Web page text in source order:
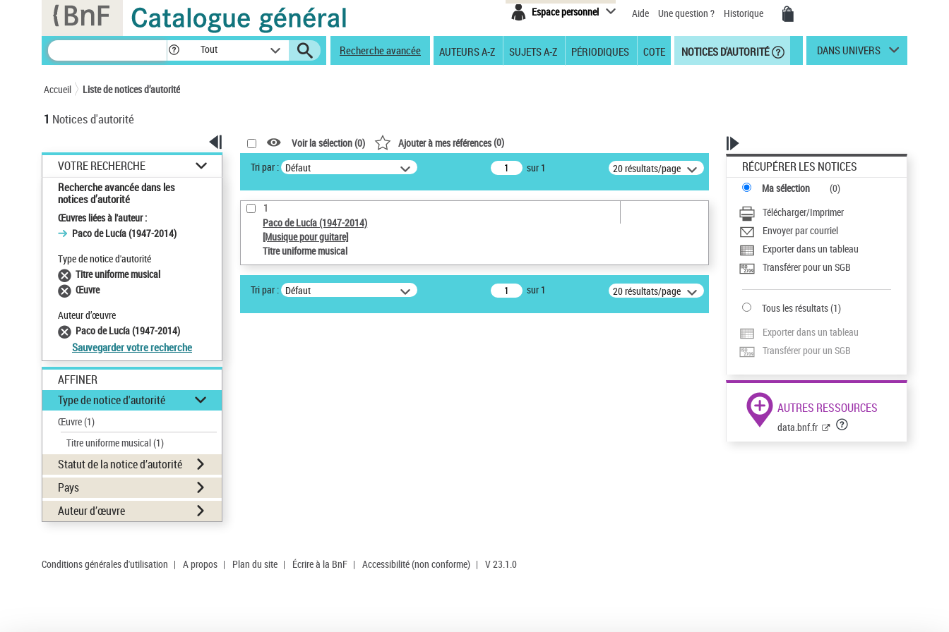
Espace personnel Aide Une question ? Historique
Tout Recherche avancée AUTEURS A-Z SUJETS A-Z PÉRIODIQUES COTE NOTICES D'AUTORITÉ DANS UNIVERS
Accueil Liste de notices d’autorité
1 Notices d'autorité
VOTRE RECHERCHE
Recherche avancée dans les
notices d’autorité
Œuvres liées à l'auteur :
Paco de Lucía (1947-2014)
Type de notice d'autorité
Titre uniforme musical
Œuvre
Auteur d’œuvre
Paco de Lucía (1947-2014)
Sauvegarder votre recherche
AFFINER
Type de notice d'autorité
Œuvre(1)
Titre uniforme musical(1)
Statut de la notice d’autorité
Pays
Auteur d’œuvre
Voir la sélection (0) Ajouter à mes références(0)
Tri par : Défaut sur 1 20 résultats/page
1
Paco de Lucía (1947-2014)
[Musique pour guitare]
Titre uniforme musical
Tri par : Défaut sur 1 20 résultats/page
RÉCUPÉRER LES NOTICES
Ma sélection (0)
Télécharger/Imprimer
Envoyer par courriel
Exporter dans un tableau
Transférer pour un SGB
Tous les résultats(1)
Exporter dans un tableau
Transférer pour un SGB
AUTRES RESSOURCES
data.bnf.fr
Conditions générales d'utilisation | A propos | Plan du site | Écrire à la BnF | Accessibilité (non conforme) | V 23.1.0
Panneau de gestion des cookies